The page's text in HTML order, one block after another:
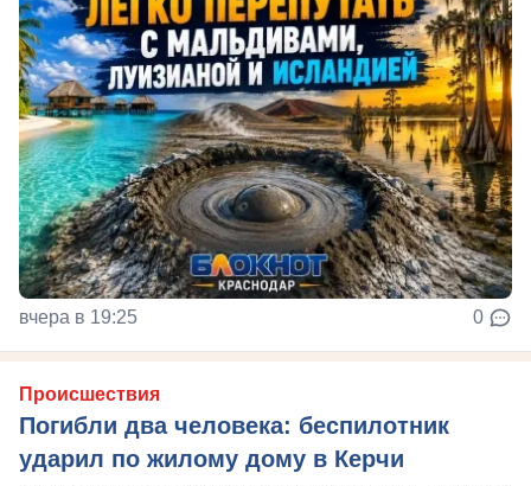
вчера в 19:25 0
Происшествия
Погибли два человека: беспилотник
ударил по жилому дому в Керчи